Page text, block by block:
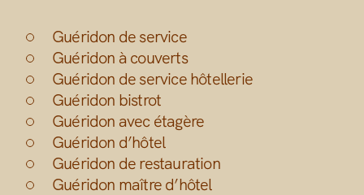
Guéridon de service
Guéridon à couverts
Guéridon de service hôtellerie
Guéridon bistrot
Guéridon avec étagère
Guéridon d’hôtel
Guéridon de restauration
Guéridon maître d’hôtel